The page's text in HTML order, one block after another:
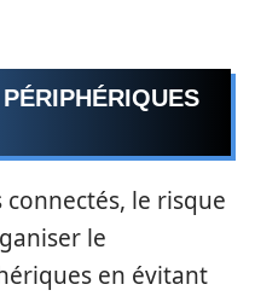
le risque
le
en évitant